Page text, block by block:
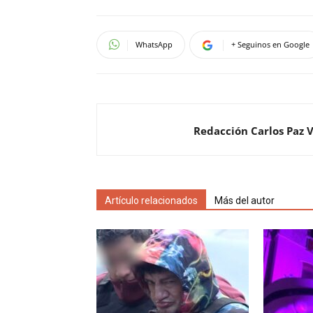
WhatsApp + Seguinos en Google
Redacción Carlos Paz
Artículo relacionados Más del autor